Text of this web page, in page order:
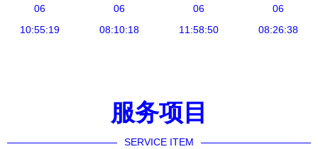
产品应用与
实践研究
06
10:55:19
集群——汽
车产业智能
06
08:10:18
广与应用服
务的深刻变
06
11:58:50
机系统服务
领域迎来新
06
08:26:38
服务项目
SERVICE ITEM